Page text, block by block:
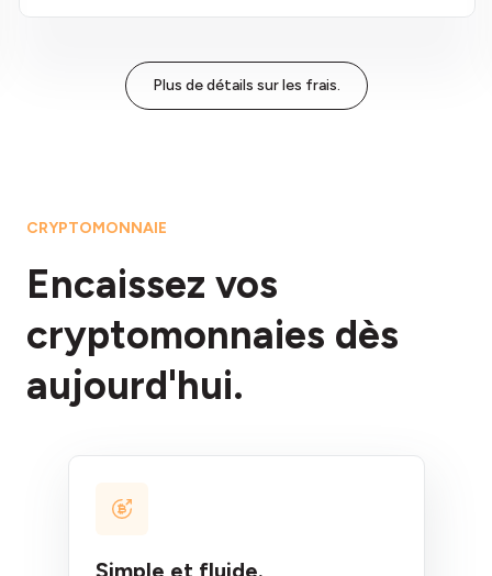
Plus de détails sur les frais.
CRYPTOMONNAIE
Encaissez vos
cryptomonnaies dès
aujourd'hui.
Simple et fluide.